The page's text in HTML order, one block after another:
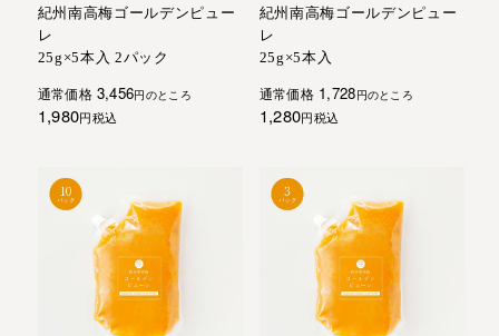
紀州南高梅ゴールデンピュー
レ
25g×5本入 2パック
通常価格 3,456 のところ
1,980 税込
紀州南高梅ゴールデンピュー
レ
25g×5本入
通常価格 1,728 のところ
1,280 税込